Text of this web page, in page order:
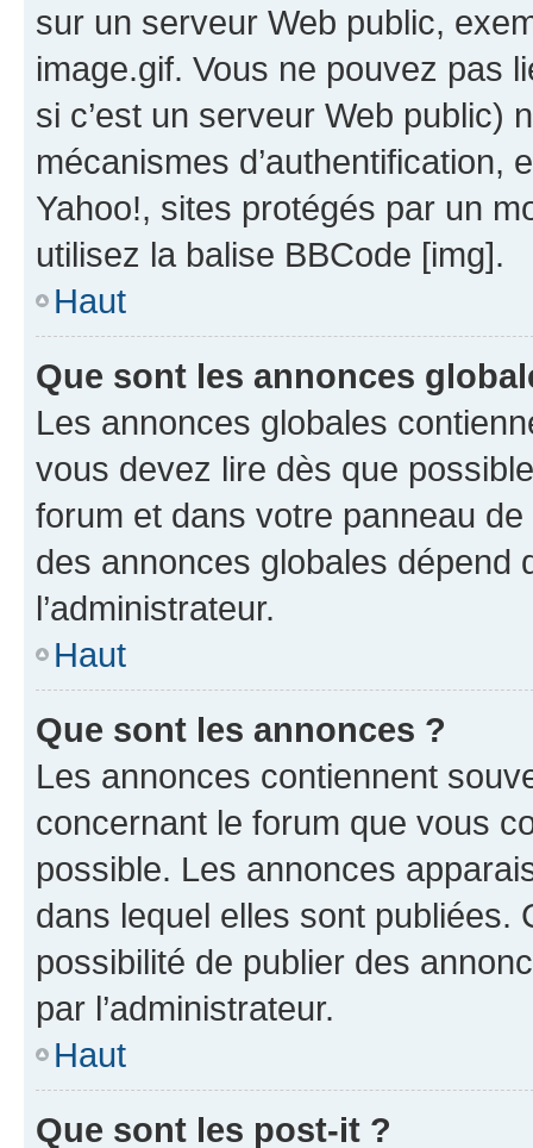
sur un serveur Web public,
image.gif. Vous ne pouvez pas
si c’est un serveur Web public)
mécanismes d’authentification,
Yahoo!, sites protégés par un
utilisez la balise BBCode [img].
Haut
Que sont les annonces
Les annonces globales
vous devez lire dès que
forum et dans votre panneau
des annonces globales dépend
l’administrateur.
Haut
Que sont les annonces ?
Les annonces contiennent
concernant le forum que vous
possible. Les annonces
dans lequel elles sont publiées.
possibilité de publier des
par l’administrateur.
Haut
Que sont les post-it ?